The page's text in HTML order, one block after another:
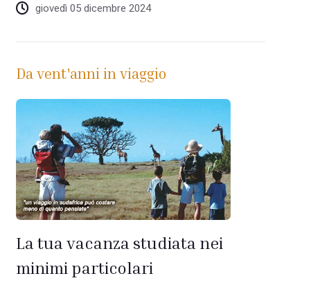
giovedì 05 dicembre 2024
Da vent'anni in viaggio
La tua vacanza studiata nei
minimi particolari